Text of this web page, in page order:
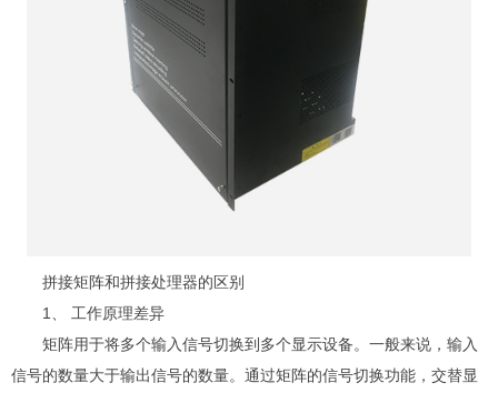
拼接矩阵和拼接处理器的区别
1、 工作原理差异
矩阵用于将多个输入信号切换到多个显示设备。一般来说，输入
信号的数量大于输出信号的数量。通过矩阵的信号切换功能，交替显